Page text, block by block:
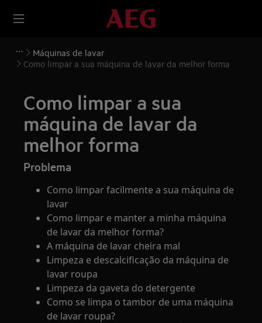
Máquinas de lavar
Como limpar a sua máquina de lavar da melhor forma
Como limpar a sua
máquina de lavar da
melhor forma
Problema
Como limpar facilmente a sua máquina de
lavar
Como limpar e manter a minha máquina
de lavar da melhor forma?
A máquina de lavar cheira mal
Limpeza e descalcificação da máquina de
lavar roupa
Limpeza da gaveta do detergente
Como se limpa o tambor de uma máquina
de lavar roupa?